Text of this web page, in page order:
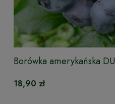
Borówka amerykańska
18,90 zł